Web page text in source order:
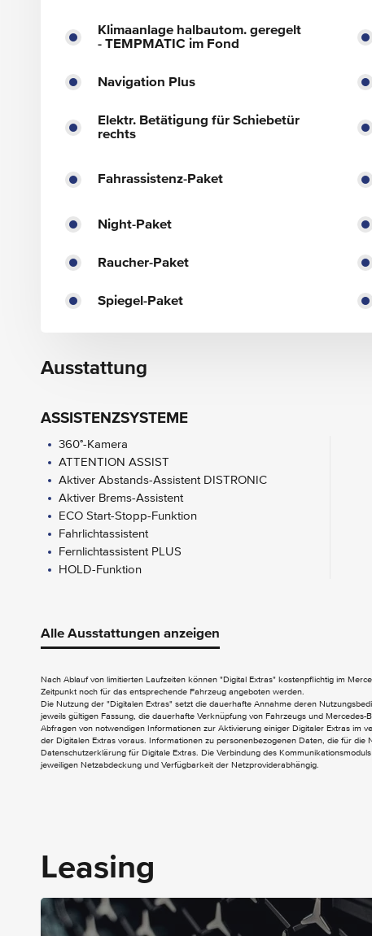
Klimaanlage halbautom. geregelt
- TEMPMATIC im Fond
Navigation Plus
Elektr. Betätigung für Schiebetür
rechts
Fahrassistenz-Paket
Night-Paket
Raucher-Paket
Spiegel-Paket
Ausstattung
ASSISTENZSYSTEME
360°-Kamera
ATTENTION ASSIST
Aktiver Abstands-Assistent DISTRONIC
Aktiver Brems-Assistent
ECO Start-Stopp-Funktion
Fahrlichtassistent
Fernlichtassistent PLUS
HOLD-Funktion
Navigation
Navigation Plus
Digitales Radio (DAB)
Kombiinstrument mit Farbdisplay
EXTERIEUR
Colorverglasung im Fond - Schwarzglas
Aussensp.elektr.verst.-
u.beheizb.m.integr.Blinkl.
Bremssättel mit Mercedes-Benz Schriftzug
Dachreling eloxiert
Alle Ausstattungen anzeigen
Nach Ablauf von limitierten Laufzeiten können "Digital Extras" kostenpflichtig im
Zeitpunkt noch für das entsprechende Fahrzeug angeboten werden.
Die Nutzung der "Digitalen Extras" setzt die dauerhafte Annahme deren
jeweils gültigen Fassung, die dauerhafte Verknüpfung von Fahrzeugs und
Abfragen von notwendigen Informationen zur Aktivierung einiger Digitaler Extras im
der Digitalen Extras voraus. Informationen zu personenbezogenen Daten, die für
Datenschutzerklärung für Digitale Extras. Die Verbindung des
jeweiligen Netzabdeckung und Verfügbarkeit der Netzproviderabhängig.
Leasing